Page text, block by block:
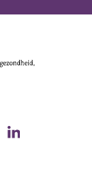
Ga naar de